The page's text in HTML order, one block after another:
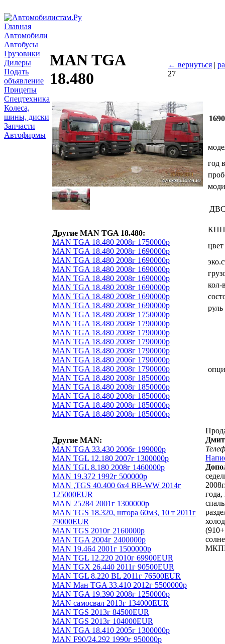
Главная
Автомобили
Автобусы
Грузовики
Дилеры
Подать
объявление
Прицепы
Спецтехника
Колеса,
шины, диски
Запчасти
Автофирмы
MAN TGA
18.480
← вернуться |
27
Другие MAN TGA 18.480:
MAN TGA 18.480 2008г 1750000р
MAN TGA 18.480 2008г 1690000р
MAN TGA 18.480 2008г 1690000р
MAN TGA 18.480 2008г 1690000р
MAN TGA 18.480 2008г 1690000р
MAN TGA 18.480 2008г 1690000р
MAN TGA 18.480 2008г 1690000р
MAN TGA 18.480 2008г 1690000р
MAN TGA 18.480 2008г 1750000р
MAN TGA 18.480 2008г 1790000р
MAN TGA 18.480 2008г 1790000р
MAN TGA 18.480 2008г 1790000р
MAN TGA 18.480 2008г 1790000р
MAN TGA 18.480 2006г 1790000р
MAN TGA 18.480 2008г 1790000р
MAN TGA 18.480 2008г 1850000р
MAN TGA 18.480 2008г 1850000р
MAN TGA 18.480 2008г 1850000р
MAN TGA 18.480 2008г 1850000р
MAN TGA 18.480 2008г 1850000р
Другие MAN:
MAN TGA 33.430 2006г 199000р
MAN TGL 12.180 2007г 1300000р
MAN TGL 8.180 2008г 1460000р
MAN 19.372 1992г 500000р
MAN ,TGS 40.400 6x4 BB-WW 2014г
125000EUR
MAN 25284 2001г 1300000р
MAN TGS 18.320, штора 60м3, 10 т 2011г
79000EUR
MAN TGS 2010г 2160000р
MAN TGA 2004г 2400000р
MAN 19.464 2001г 1500000р
MAN TGL 12.220 2010г 69900EUR
MAN TGX 26.440 2011г 90500EUR
MAN TGL 8.220 BL 2011г 76500EUR
MAN Ман TGA 33.410 2012г 5500000р
MAN TGA 19.390 2008г 1250000р
MAN самосвал 2013г 134000EUR
MAN TGS 2013г 84500EUR
MAN TGS 2013г 104000EUR
MAN TGA 18.410 2005г 1300000р
MAN F90/24.292 1990г 950000р
год
КПП
цвет
кол-
руль